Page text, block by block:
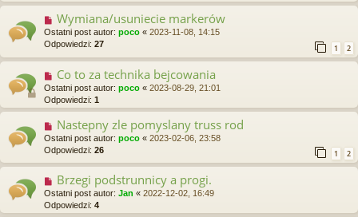
Wymiana/usuniecie markerów
Ostatni post autor: poco « 2023-11-08, 14:15
Odpowiedzi: 27 1 2
Co to za technika bejcowania
Ostatni post autor: poco « 2023-08-29, 21:01
Odpowiedzi: 1
Nastepny zle pomyslany truss rod
Ostatni post autor: poco « 2023-02-06, 23:58
Odpowiedzi: 26 1 2
Brzegi podstrunnicy a progi.
Ostatni post autor: Jan « 2022-12-02, 16:49
Odpowiedzi: 4